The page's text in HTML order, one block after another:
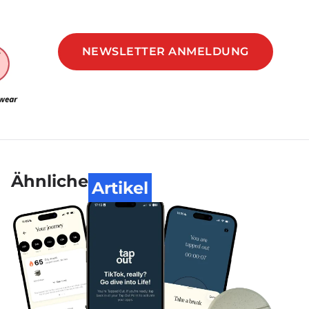
NEWSLETTER ANMELDUNG
ÄhnlicheArtikel